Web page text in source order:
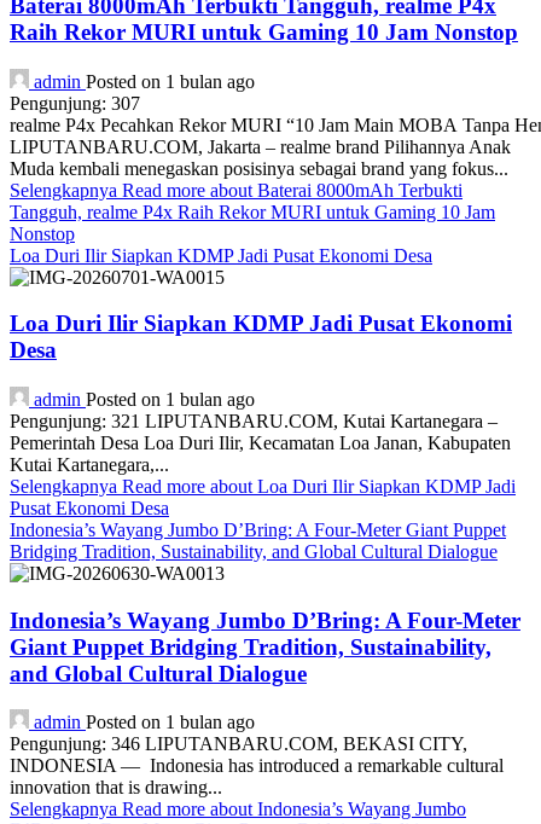
Baterai 8000mAh Terbukti Tangguh, realme P4x
Raih Rekor MURI untuk Gaming 10 Jam Nonstop
admin Posted on 1 bulan ago
Pengunjung: 307
realme P4x Pecahkan Rekor MURI “10 Jam Main MOBA Tanpa
LIPUTANBARU.COM, Jakarta – realme brand Pilihannya Anak
Muda kembali menegaskan posisinya sebagai brand yang fokus...
Selengkapnya Read more about Baterai 8000mAh Terbukti
Tangguh, realme P4x Raih Rekor MURI untuk Gaming 10 Jam
Nonstop
Loa Duri Ilir Siapkan KDMP Jadi Pusat Ekonomi Desa
Loa Duri Ilir Siapkan KDMP Jadi Pusat Ekonomi
Desa
admin Posted on 1 bulan ago
Pengunjung: 321 LIPUTANBARU.COM, Kutai Kartanegara –
Pemerintah Desa Loa Duri Ilir, Kecamatan Loa Janan, Kabupaten
Kutai Kartanegara,...
Selengkapnya Read more about Loa Duri Ilir Siapkan KDMP Jadi
Pusat Ekonomi Desa
Indonesia’s Wayang Jumbo D’Bring: A Four-Meter Giant Puppet
Bridging Tradition, Sustainability, and Global Cultural Dialogue
Indonesia’s Wayang Jumbo D’Bring: A Four-Meter
Giant Puppet Bridging Tradition, Sustainability,
and Global Cultural Dialogue
admin Posted on 1 bulan ago
Pengunjung: 346 LIPUTANBARU.COM, BEKASI CITY,
INDONESIA — Indonesia has introduced a remarkable cultural
innovation that is drawing...
Selengkapnya Read more about Indonesia’s Wayang Jumbo